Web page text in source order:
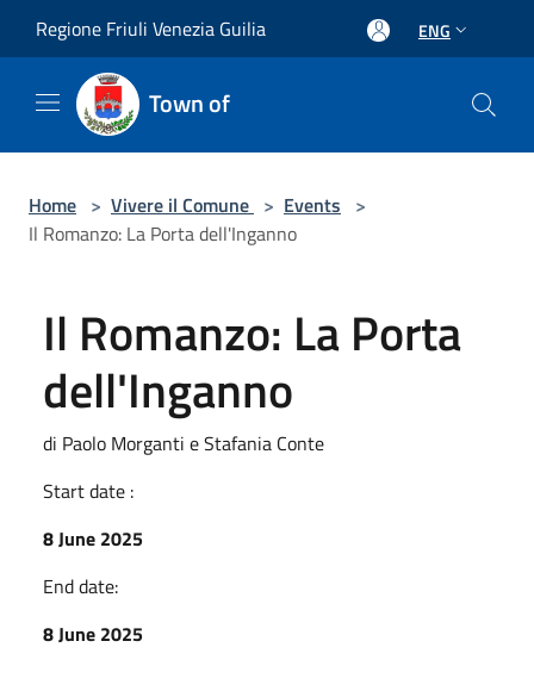
Regione Friuli Venezia Guilia ENG
Town of
Home > Vivere il Comune > Events >
Il Romanzo: La Porta dell'Inganno
Il Romanzo: La Porta
dell'Inganno
di Paolo Morganti e Stafania Conte
Start date :
8 June 2025
End date:
8 June 2025